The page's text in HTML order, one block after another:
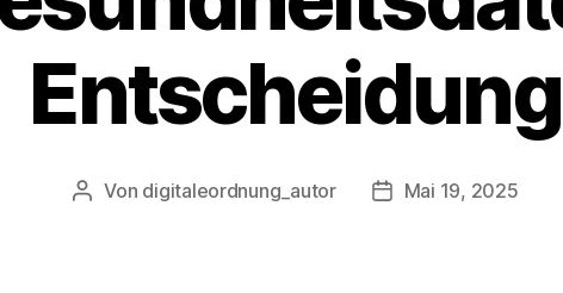
Entscheidung
Beitragsautor
Von digitaleordnung_autor Mai 19, 2025